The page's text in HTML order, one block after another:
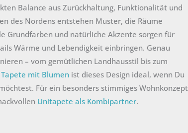
Balance aus Zurückhaltung, Funktionalität und
des Nordens entstehen Muster, die Räume
Grundfarben und natürliche Akzente sorgen für
Wärme und Lebendigkeit einbringen. Genau
– vom gemütlichen Landhausstil bis zum
Tapete mit Blumen ist dieses Design ideal, wenn Du
Für ein besonders stimmiges Wohnkonzept
Unitapete als Kombipartner.